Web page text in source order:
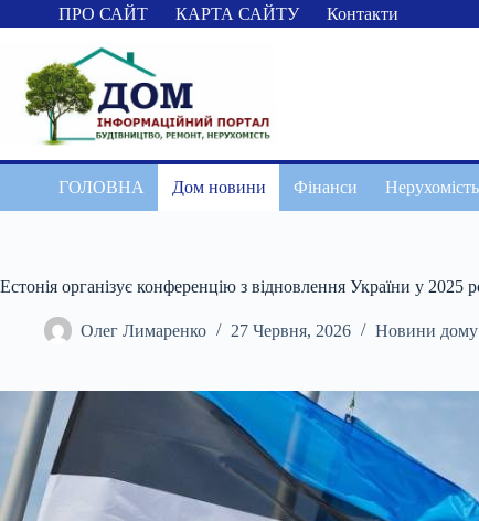
Перейти
до
ПРО САЙТ КАРТА САЙТУ Контакти
ГОЛОВНА Дом новини Фінанси Нерухомість
Естонія організує конференцію з відновлення України у 2025
Олег Лимаренко 27 Червня, 2026 Новини дому